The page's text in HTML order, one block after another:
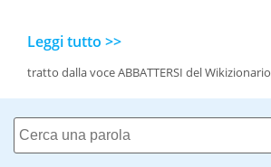
Leggi tutto >>
tratto dalla voce ABBATTERSI del Wikizionario